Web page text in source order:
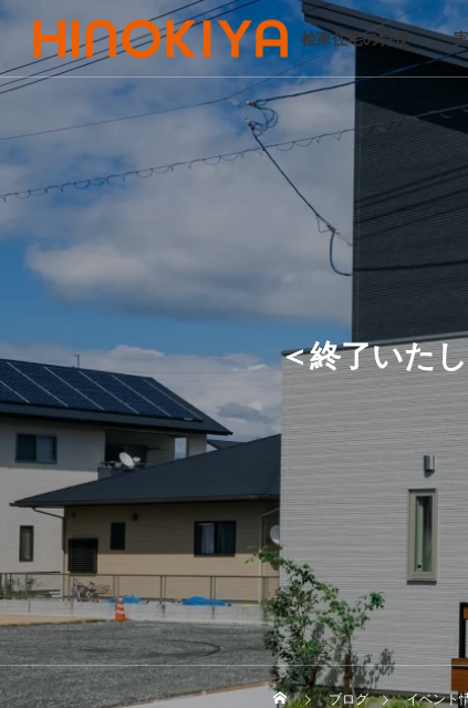
桧家住宅の特長
＜終了いた
ブログ イベント